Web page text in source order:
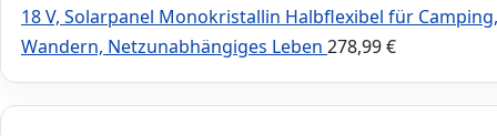
18 V, Solarpanel Monokristallin Halbflexibel für Camping,
Wandern, Netzunabhängiges Leben 278,99€